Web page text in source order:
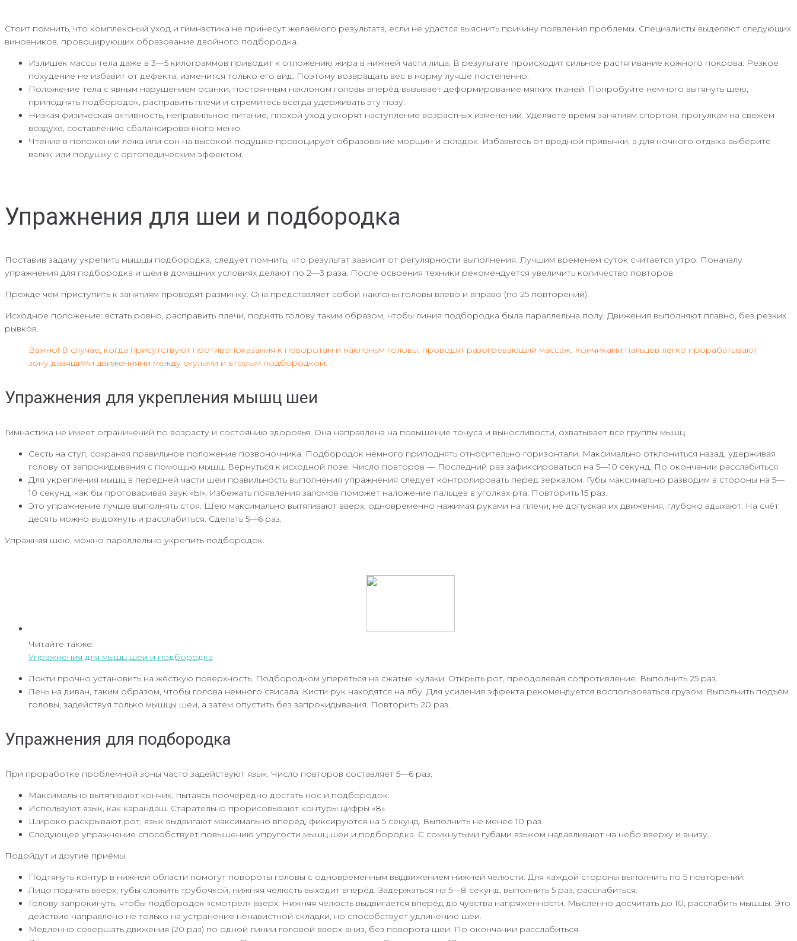
Стоит помнить, что комплексный уход и гимнастика не принесут желаемого результата, если не удастся выяснить причину появления проблемы. Специалисты выделяют следующих
виновников, провоцирующих образование двойного подбородка.
Излишек массы тела даже в 3—5 килограммов приводит к отложению жира в нижней части лица. В результате происходит сильное растягивание кожного покрова. Резкое
похудение не избавит от дефекта, изменится только его вид. Поэтому возвращать вес в норму лучше постепенно.
Положение тела с явным нарушением осанки, постоянным наклоном головы вперёд вызывает деформирование мягких тканей. Попробуйте немного вытянуть шею,
приподнять подбородок, расправить плечи и стремитесь всегда удерживать эту позу.
Низкая физическая активность, неправильное питание, плохой уход ускорят наступление возрастных изменений. Уделяете время занятиям спортом, прогулкам на свежем
воздухе, составлению сбалансированного меню.
Чтение в положении лёжа или сон на высокой подушке провоцирует образование морщин и складок. Избавьтесь от вредной привычки, а для ночного отдыха выберите
валик или подушку с ортопедическим эффектом.
Упражнения для шеи и подбородка
Поставив задачу укрепить мышцы подбородка, следует помнить, что результат зависит от регулярности выполнения. Лучшим временем суток считается утро. Поначалу
упражнения для подбородка и шеи в домашних условиях делают по 2—3 раза. После освоения техники рекомендуется увеличить количество повторов.
Прежде чем приступить к занятиям проводят разминку. Она представляет собой наклоны головы влево и вправо (по 25 повторений).
Исходное положение: встать ровно, расправить плечи, поднять голову таким образом, чтобы линия подбородка была параллельна полу. Движения выполняют плавно, без резких
рывков.
Важно! В случае, когда присутствуют противопоказания к поворотам и наклонам головы, проводят разогревающий массаж. Кончиками пальцев легко прорабатывают
зону давящими движениями между скулами и вторым подбородком.
Упражнения для укрепления мышц шеи
Гимнастика не имеет ограничений по возрасту и состоянию здоровья. Она направлена на повышение тонуса и выносливости, охватывает все группы мышц.
Сесть на стул, сохраняя правильное положение позвоночника. Подбородок немного приподнять относительно горизонтали. Максимально отклониться назад, удерживая
голову от запрокидывания с помощью мышц. Вернуться к исходной позе. Число повторов — Последний раз зафиксироваться на 5—10 секунд. По окончании расслабиться.
Для укрепления мышц в передней части шеи правильность выполнения упражнения следует контролировать перед зеркалом. Губы максимально разводим в стороны на 5—
10 секунд, как бы проговаривая звук «Ы». Избежать появления заломов поможет наложение пальцев в уголках рта. Повторить 15 раз.
Это упражнение лучше выполнять стоя. Шею максимально вытягивают вверх, одновременно нажимая руками на плечи, не допуская их движения, глубоко вдыхают. На счёт
десять можно выдохнуть и расслабиться. Сделать 5—6 раз.
Упражняя шею, можно параллельно укрепить подбородок.
Читайте также:
Упражнения для мышц шеи и подбородка
Локти прочно установить на жёсткую поверхность. Подбородком упереться на сжатые кулаки. Открыть рот, преодолевая сопротивление. Выполнить 25 раз.
Лечь на диван, таким образом, чтобы голова немного свисала. Кисти рук находятся на лбу. Для усиления эффекта рекомендуется воспользоваться грузом. Выполнить подъём
головы, задействуя только мышцы шеи, а затем опустить без запрокидывания. Повторить 20 раз.
Упражнения для подбородка
При проработке проблемной зоны часто задействуют язык. Число повторов составляет 5—6 раз.
Максимально вытягивают кончик, пытаясь поочерёдно достать нос и подбородок.
Используют язык, как карандаш. Старательно прорисовывают контуры цифры «8».
Широко раскрывают рот, язык выдвигают максимально вперёд, фиксируются на 5 секунд. Выполнить не менее 10 раз.
Следующее упражнение способствует повышению упругости мышц шеи и подбородка. С сомкнутыми губами языком надавливают на небо вверху и внизу.
Подойдут и другие приёмы.
Подтянуть контур в нижней области помогут повороты головы с одновременным выдвижением нижней челюсти. Для каждой стороны выполнить по 5 повторений.
Лицо поднять вверх, губы сложить трубочкой, нижняя челюсть выходит вперёд. Задержаться на 5—8 секунд, выполнить 5 раз, расслабиться.
Голову запрокинуть, чтобы подбородок «смотрел» вверх. Нижняя челюсть выдвигается вперед до чувства напряжённости. Мысленно досчитать до 10, расслабить мышцы. Это
действие направлено не только на устранение ненавистной складки, но способствует удлинению шеи.
Медленно совершать движения (20 раз) по одной линии головой вверх-вниз, без поворота шеи. По окончании расслабиться.